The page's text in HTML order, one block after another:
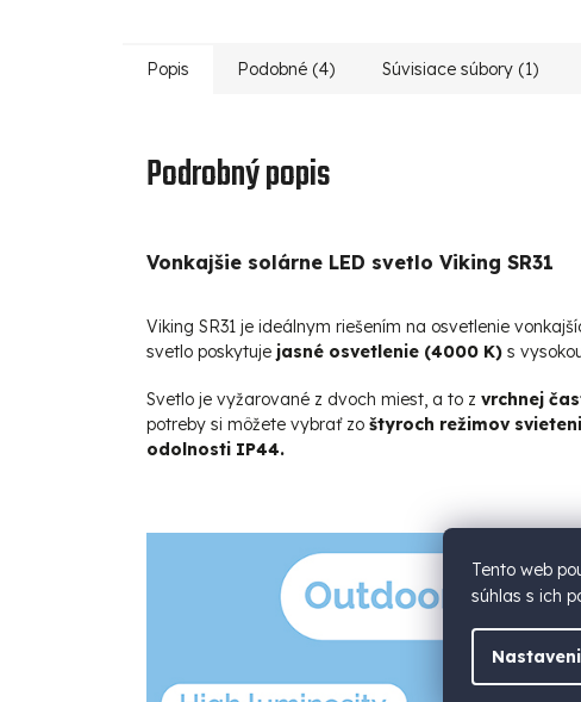
Tento web
súhlas s ich
Popis Podobné (4) Súvisiace súbory (1)
Podrobný popis
Vonkajšie solárne LED svetlo Viking SR31
Viking SR31 je ideálnym riešením na osvetlenie
svetlo poskytuje jasné osvetlenie (4000 K) s
Svetlo je vyžarované z dvoch miest, a to z vrchnej
potreby si môžete vybrať zo štyroch režimov
odolnosti IP44.